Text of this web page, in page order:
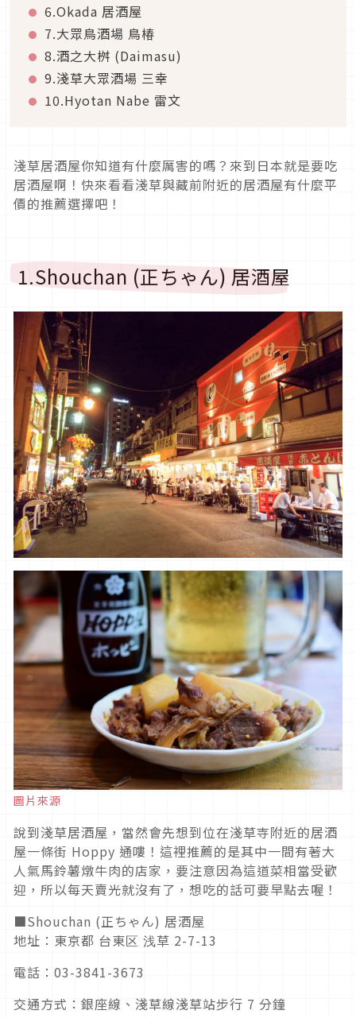
6.Okada 居酒屋
7.大眾鳥酒場 鳥椿
8.酒之大桝 (Daimasu)
9.淺草大眾酒場 三幸
10.Hyotan Nabe 雷文
淺草居酒屋你知道有什麼厲害的嗎？來到日本就是要吃
居酒屋啊！快來看看淺草與藏前附近的居酒屋有什麼平
價的推薦選擇吧！
1.Shouchan (正ちゃん) 居酒屋
圖片來源
說到淺草居酒屋，當然會先想到位在淺草寺附近的居酒
屋一條街 Hoppy 通嘍！這裡推薦的是其中一間有著大
人氣馬鈴薯燉牛肉的店家，要注意因為這道菜相當受歡
迎，所以每天賣光就沒有了，想吃的話可要早點去喔！
■Shouchan (正ちゃん) 居酒屋
地址：東京都 台東区 浅草 2-7-13
電話：03-3841-3673
交通方式：銀座線、淺草線淺草站步行 7 分鐘